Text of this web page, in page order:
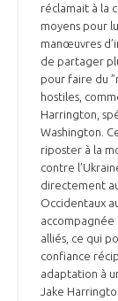
réclamait à la
moyens pour
manœuvres
de partager
pour faire du
hostiles,
Harrington,
Washington.
riposter à la
contre
directement
Occidentaux
accompagnée
alliés, ce qui
confiance
adaptation à
Jake